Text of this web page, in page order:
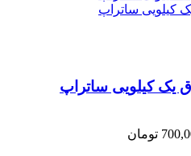
یک کیلویی ساتراپ
تومان